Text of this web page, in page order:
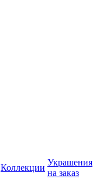
Коллекции
Украшения
на заказ